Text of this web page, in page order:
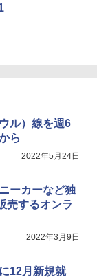
ーランド スロヴ
歩き方A ヨーロッ
山善] 傘みたいに
ント キューブワ
フルクローズ メ
プアップテント P
プ・アウトドア・
時用 日本国内発
性 金属製耐久 コ
び便利 アウトド
タープ 3×4.5m
グ UPF50+ UVカ
生地 遮光
ル）線を週6
ら
2022年5月24日
ーカーなど独
売するオンラ
2022年3月9日
12月新規就